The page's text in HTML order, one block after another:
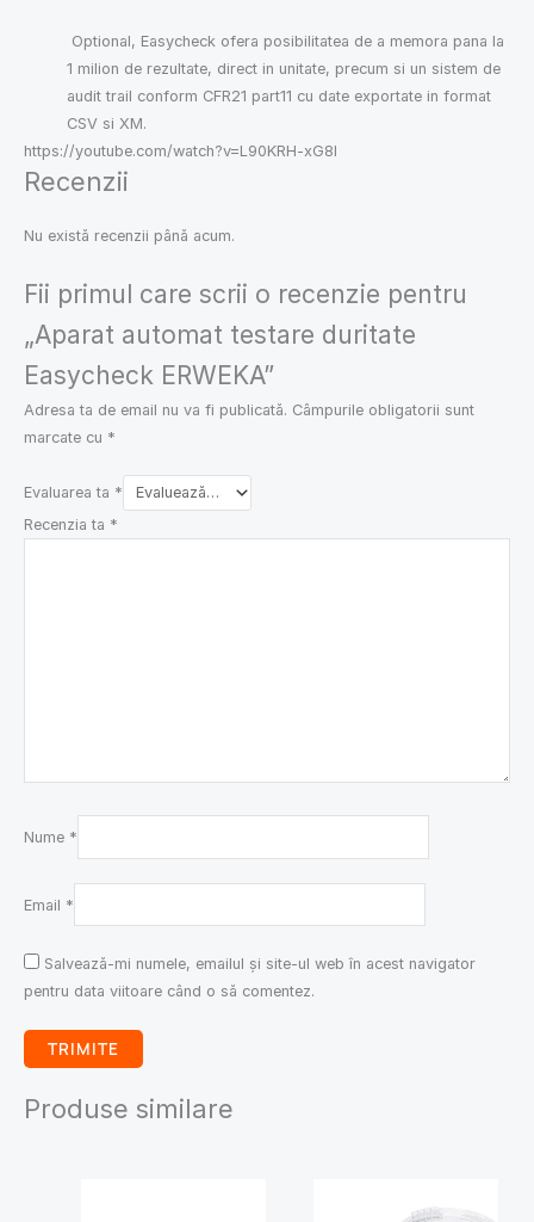
Optional, Easycheck ofera posibilitatea de a memora pana la
1 milion de rezultate, direct in unitate, precum si un sistem de
audit trail conform CFR21 part11 cu date exportate in format
CSV si XM.
https://youtube.com/watch?v=L90KRH-xG8I
Recenzii
Nu există recenzii până acum.
Fii primul care scrii o recenzie pentru
„Aparat automat testare duritate
Easycheck ERWEKA”
Adresa ta de email nu va fi publicată. Câmpurile obligatorii sunt
marcate cu *
Evaluarea ta *
Recenzia ta *
Nume *
Email *
Salvează-mi numele, emailul și site-ul web în acest navigator
pentru data viitoare când o să comentez.
Produse similare